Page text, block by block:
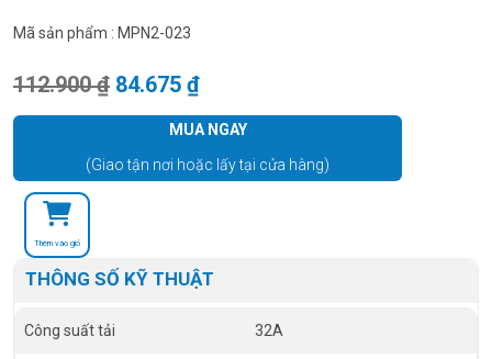
Mã sản phẩm : MPN2-023
112.900₫ Giá gốc là: 112.900 ₫.
84.675 ₫Giá hiện tại là: 84.675 ₫.
MUA NGAY
(Giao tận nơi hoặc lấy tại cửa hàng)
Thêm vào giỏ
THÔNG SỐ KỸ THUẬT
Công suất tải 32A